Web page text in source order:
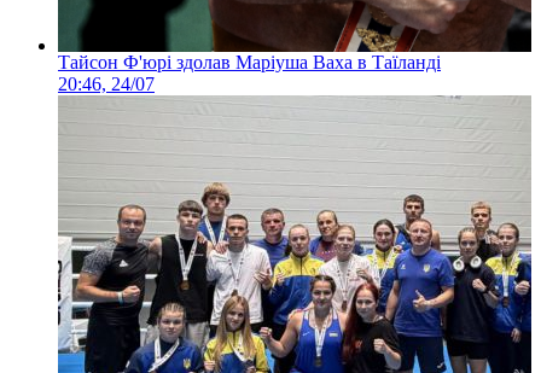
Тайсон Ф'юрі здолав Маріуша Ваха в Таїланді
20:46, 24/07